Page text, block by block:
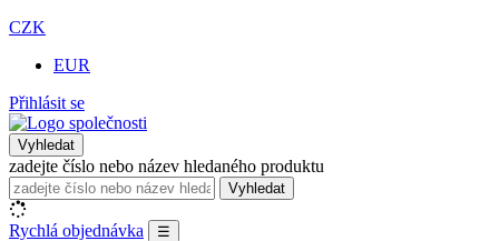
CZK
EUR
Přihlásit se
Vyhledat
zadejte číslo nebo název hledaného produktu
Vyhledat
Rychlá objednávka ☰